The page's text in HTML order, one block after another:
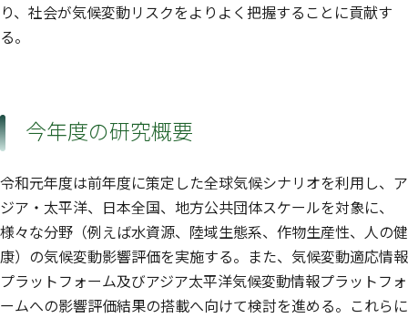
り、社会が気候変動リスクをよりよく把握することに貢献す
る。
今年度の研究概要
令和元年度は前年度に策定した全球気候シナリオを利用し、ア
ジア・太平洋、日本全国、地方公共団体スケールを対象に、
様々な分野（例えば水資源、陸域生態系、作物生産性、人の健
康）の気候変動影響評価を実施する。また、気候変動適応情報
プラットフォーム及びアジア太平洋気候変動情報プラットフォ
ームへの影響評価結果の搭載へ向けて検討を進める。これらに